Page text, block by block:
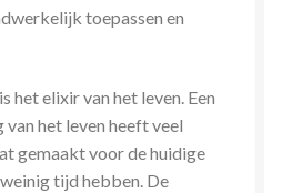
toepassen en
het elixir van het leven. Een
het leven heeft veel
gemaakt voor de huidige
tijd hebben. De